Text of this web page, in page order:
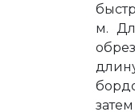
м.